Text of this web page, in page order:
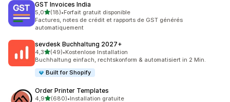
GST Invoices India
5,0étoile(s) sur 5
(18)
18 avis au total
•Forfait gratuit disponible
Factures, notes de crédit et rapports de GST générés
automatiquement
sevdesk Buchhaltung 2027+
4,3étoile(s) sur 5
(49)
49 avis au total
•Kostenlose Installation
Buchhaltung einfach, rechtskonform & automatisiert in 2 Min.
Built for Shopify
Order Printer Templates
4,9étoile(s) sur 5
(680)•Installation gratuite